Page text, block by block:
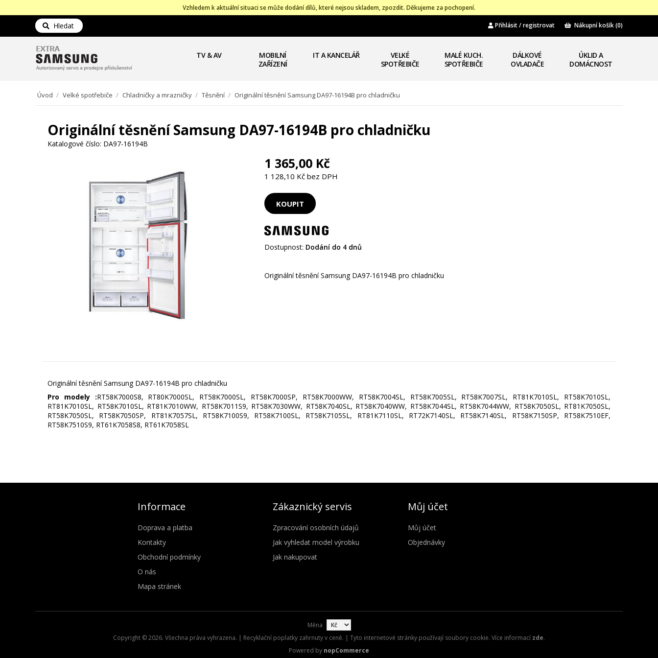
Vzhledem k aktuální situaci se může dodání dílů, které nejsou skladem, zpozdit. Děkujeme za pochopení.
Hledat Přihlásit / registrovat Nákupní košík(0)
TV & AV
MOBILNÍ
ZAŘÍZENÍ
IT A KANCELÁŘ
VELKÉ
SPOTŘEBIČE
MALÉ KUCH.
SPOTŘEBIČE
DÁLKOVÉ
OVLADAČE
ÚKLID A
DOMÁCNOST
Úvod / Velké spotřebiče / Chladničky a mrazničky / Těsnění / Originální těsnění Samsung DA97-16194B pro chladničku
Originální těsnění Samsung DA97-16194B pro chladničku
Katalogové číslo: DA97-16194B
1 365,00 Kč
1 128,10 Kč bez DPH
Dostupnost: Dodání do 4 dnů
Originální těsnění Samsung DA97-16194B pro chladničku
Pro modely :RT58K7000S8, RT80K7000SL, RT58K7000SL, RT58K7000SP, RT58K7000WW, RT58K7004SL, RT58K7005SL, RT58K7007SL, RT81K7010SL, RT58K7010SL,
RT81K7010SL, RT58K7010SL, RT81K7010WW, RT58K7011S9, RT58K7030WW, RT58K7040SL, RT58K7040WW, RT58K7044SL, RT58K7044WW, RT58K7050SL, RT81K7050SL,
RT58K7050SL, RT58K7050SP, RT81K7057SL, RT58K7100S9, RT58K7100SL, RT58K7105SL, RT81K7110SL, RT72K7140SL, RT58K7140SL, RT58K7150SP, RT58K7510EF,
RT58K7510S9, RT61K7058S8, RT61K7058SL
Informace
Doprava a platba
Kontakty
Obchodní podmínky
O nás
Mapa stránek
Zákaznický servis
Zpracování osobních údajů
Jak vyhledat model výrobku
Jak nakupovat
Můj účet
Můj účet
Objednávky
Měna
Copyright © 2026. Všechna práva vyhrazena. | Recyklační poplatky zahrnuty v ceně. | Tyto internetové stránky používají soubory cookie. Více informací zde.
Powered by nopCommerce